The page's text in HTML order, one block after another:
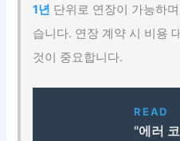
1년 단위로 연장이 가능하
습니다. 연장 계약 시 비용
것이 중요합니다.
READ
"에러